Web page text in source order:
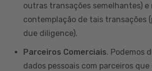
outras transações semelhantes) e
contemplação de tais transações
due diligence).
Parceiros Comerciais. Podemos
dados pessoais com parceiros que